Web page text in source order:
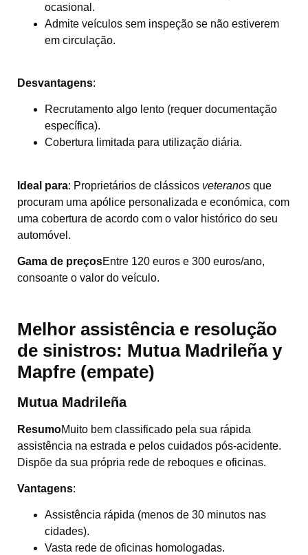
ocasional.
Admite veículos sem inspeção se não estiverem
em circulação.
Desvantagens:
Recrutamento algo lento (requer documentação
específica).
Cobertura limitada para utilização diária.
Ideal para: Proprietários de clássicos veteranos que
procuram uma apólice personalizada e económica, com
uma cobertura de acordo com o valor histórico do seu
automóvel.
Gama de preçosEntre 120 euros e 300 euros/ano,
consoante o valor do veículo.
Melhor assistência e resolução
de sinistros: Mutua Madrileñay
Mapfre (empate)
Mutua Madrileña
ResumoMuito bem classificado pela sua rápida
assistência na estrada e pelos cuidados pós-acidente.
Dispõe da sua própria rede de reboques e oficinas.
Vantagens:
Assistência rápida (menos de 30 minutos nas
cidades).
Vasta rede de oficinas homologadas.